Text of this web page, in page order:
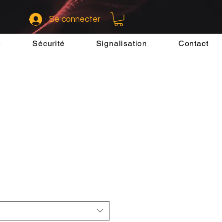
Se connecter
Sécurité Signalisation Contact